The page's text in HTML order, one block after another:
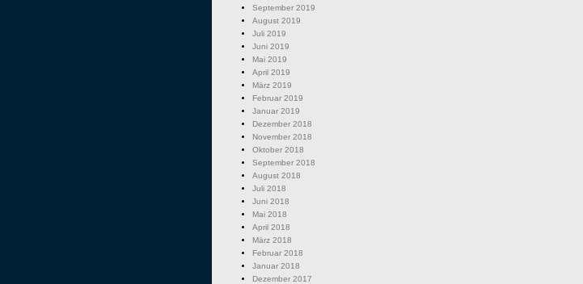
September 2019
August 2019
Juli 2019
Juni 2019
Mai 2019
April 2019
März 2019
Februar 2019
Januar 2019
Dezember 2018
November 2018
Oktober 2018
September 2018
August 2018
Juli 2018
Juni 2018
Mai 2018
April 2018
März 2018
Februar 2018
Januar 2018
Dezember 2017